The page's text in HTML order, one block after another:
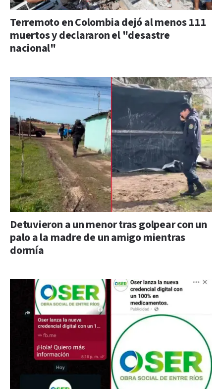
Terremoto en Colombia dejó al menos 111
muertos y declararon el "desastre
nacional"
Detuvieron a un menor tras golpear con un
palo a la madre de un amigo mientras
dormía